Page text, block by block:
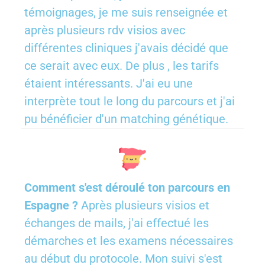
témoignages, je me suis renseignée et
après plusieurs rdv visios avec
différentes cliniques j'avais décidé que
ce serait avec eux. De plus , les tarifs
étaient intéressants. J'ai eu une
interprète tout le long du parcours et j'ai
pu bénéficier d'un matching génétique.
Comment s'est déroulé ton parcours en
Espagne ? Après plusieurs visios et
échanges de mails, j'ai effectué les
démarches et les examens nécessaires
au début du protocole. Mon suivi s'est